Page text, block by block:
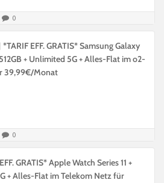
0
*TARIF EFF. GRATIS* Samsung Galaxy
+ Unlimited 5G + Alles-Flat im o2-
39,99€/Monat
0
GRATIS* Apple Watch Series 11 +
+ Alles-Flat im Telekom Netz für